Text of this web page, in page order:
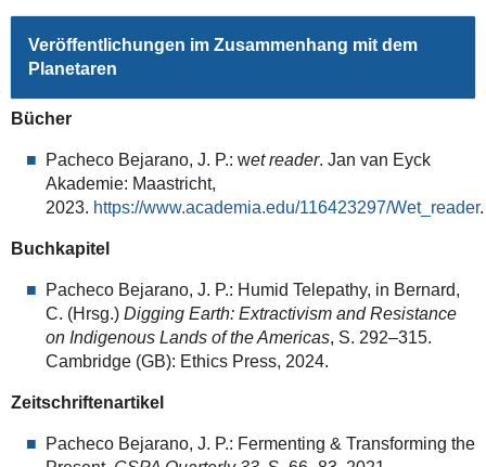
Veröffentlichungen im Zusammenhang mit dem
Planetaren
Bücher
Pacheco Bejarano, J. P.: wet reader. Jan van Eyck
Akademie: Maastricht,
2023. https://www.academia.edu/116423297/Wet_reader.
Buchkapitel
Pacheco Bejarano, J. P.: Humid Telepathy, in Bernard,
C. (Hrsg.) Digging Earth: Extractivism and Resistance
on Indigenous Lands of the Americas, S. 292–315.
Cambridge (GB): Ethics Press, 2024.
Zeitschriftenartikel
Pacheco Bejarano, J. P.: Fermenting & Transforming the